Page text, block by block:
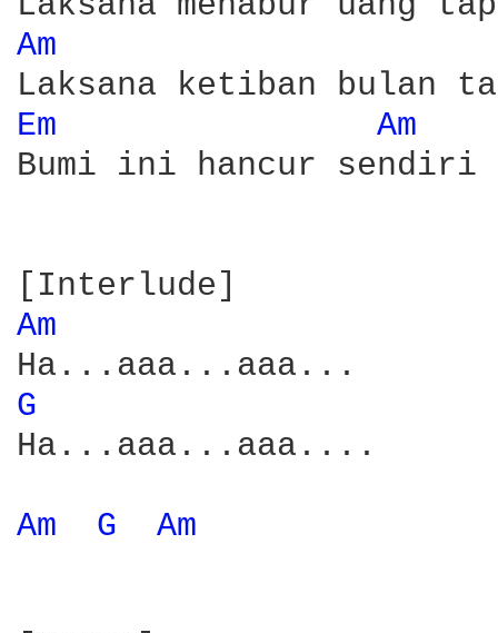
Am
Em
Am
Bumi ini hancur sendiri
Am
G
Ha...aaa...aaa....
Am G Am